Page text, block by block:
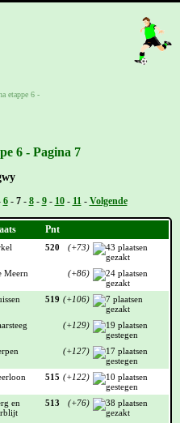
etappe 6 -
6 - Pagina 7
6- 7- 8- 9- 10- 11- Volgende
Pnt
520 (+73)
Meern (+86)
519 (+106)
(+129)
(+127)
515 (+122)
en
513 (+76)